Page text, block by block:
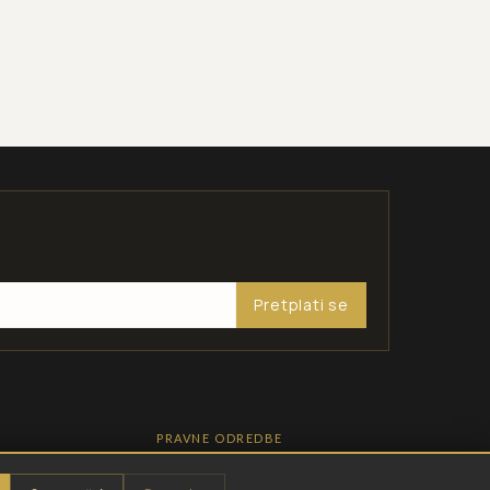
Pretplati se
PRAVNE ODREDBE
Pravila privatnosti